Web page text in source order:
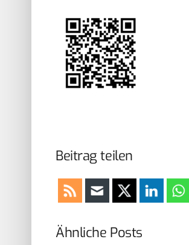
Beitrag teilen
Ähnliche Posts